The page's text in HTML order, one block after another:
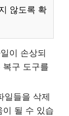
않도록 확
이 손상되
복구 도구를
일들을 삭제
될 수 있습